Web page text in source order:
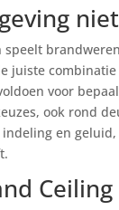
juiste
voor
ook rond
en